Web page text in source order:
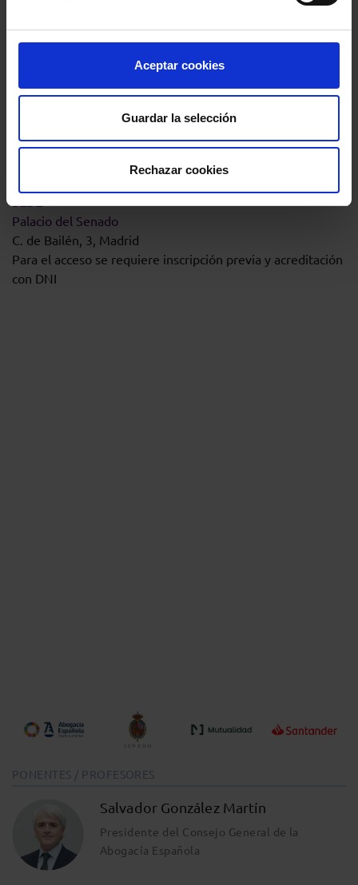
Aceptar cookies
Guardar la selección
Rechazar cookies
19:45
VINO ESPAÑOL
Restaurante “Descaro”
Pl. de España, 6, 2ª Planta.
Palacio del Senado
C. de Bailén, 3, Madrid
Para el acceso se requiere inscripción previa y acreditación
con DNI
PONENTES / PROFESORES
Salvador González Martín
Presidente del Consejo General de la
Abogacía Española